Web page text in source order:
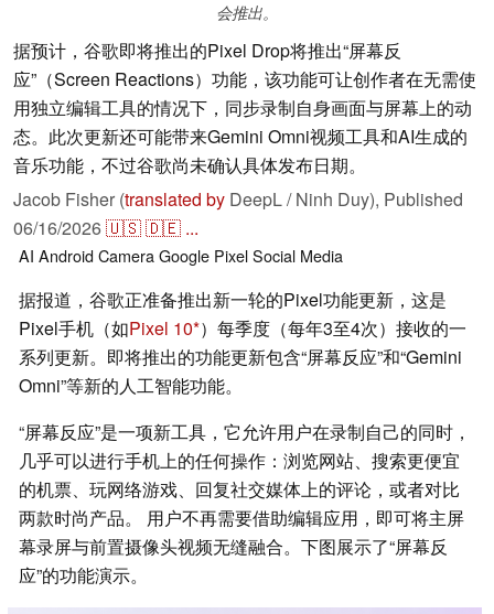
会推出。
据预计，谷歌即将推出的Pixel Drop将推出“屏幕反
应”（Screen Reactions）功能，该功能可让创作者在无需使
用独立编辑工具的情况下，同步录制自身画面与屏幕上的动
态。此次更新还可能带来Gemini Omni视频工具和AI生成的
音乐功能，不过谷歌尚未确认具体发布日期。
Jacob Fisher (translated by DeepL / Ninh Duy), Published
06/16/2026🇺🇸🇩🇪 ...
AI AndroidCameraGoogle PixelSocial Media
据报道，谷歌正准备推出新一轮的Pixel功能更新，这是
Pixel手机（如Pixel 10 ）每季度（每年3至4次）接收的一
系列更新。即将推出的功能更新包含“屏幕反应”和“Gemini
Omni”等新的人工智能功能。
“屏幕反应”是一项新工具，它允许用户在录制自己的同时，
几乎可以进行手机上的任何操作：浏览网站、搜索更便宜
的机票、玩网络游戏、回复社交媒体上的评论，或者对比
两款时尚产品。 用户不再需要借助编辑应用，即可将主屏
幕录屏与前置摄像头视频无缝融合。下图展示了“屏幕反
应”的功能演示。